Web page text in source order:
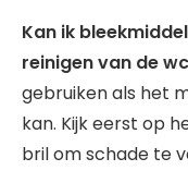
Kan ik
reinigen van de
gebruiken als het
kan. Kijk eerst op
bril om schade te